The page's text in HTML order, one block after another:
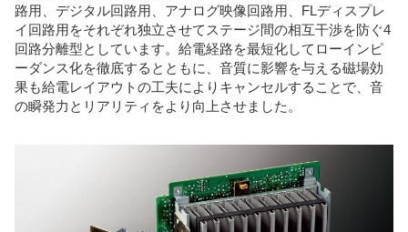
路用、デジタル回路用、アナログ映像回路用、FLディスプレ
イ回路用をそれぞれ独立させてステージ間の相互干渉を防ぐ4
回路分離型としています。給電経路を最短化してローインピ
ーダンス化を徹底するとともに、音質に影響を与える磁場効
果も給電レイアウトの工夫によりキャンセルすることで、音
の瞬発力とリアリティをより向上させました。